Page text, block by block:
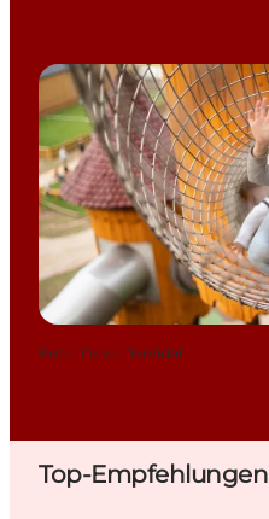
Foto: David Jervidal
Top-Empfehlungen